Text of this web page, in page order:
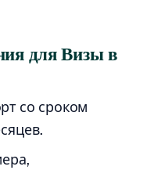
для Визы в
со сроком